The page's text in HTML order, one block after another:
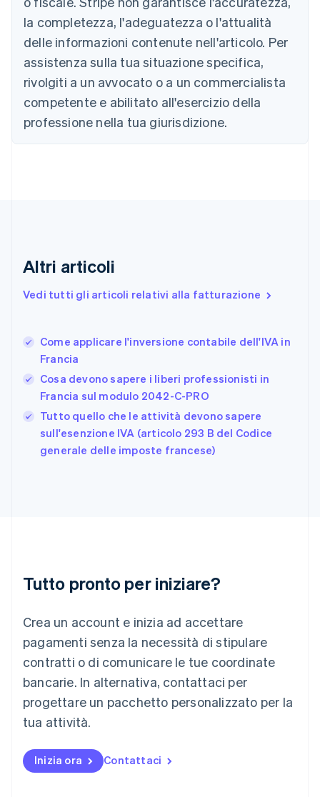
la completezza, l'adeguatezza o l'attualità
delle informazioni contenute nell'articolo. Per
assistenza sulla tua situazione specifica,
rivolgiti a un avvocato o a un commercialista
competente e abilitato all'esercizio della
professione nella tua giurisdizione.
Altri articoli
Vedi tutti gli articoli relativi alla fatturazione
Come applicare l'inversione contabile dell'IVA in
Francia
Cosa devono sapere i liberi professionisti in
Francia sul modulo 2042-C-PRO
Tutto quello che le attività devono sapere
sull'esenzione IVA (articolo 293 B del Codice
generale delle imposte francese)
Tutto pronto per iniziare?
Crea un account e inizia ad accettare
pagamenti senza la necessità di stipulare
contratti o di comunicare le tue coordinate
bancarie. In alternativa, contattaci per
progettare un pacchetto personalizzato per la
tua attività.
Inizia ora Contattaci
Austria
DeutschEnglish
Belgio
Nederlands FrançaisDeutsch English
Brasile
Português
Bulgaria
English
Canada
Cina continentale
Emirati Arabi Uniti
English
Estonia
English Svenska
Francia
Germania
Deutsch English
Giappone
English
Gibilterra
English
Lettonia
English
DeutschEnglish
Lituania
Français DeutschEnglish
Malaysia
English 简体中文
Malta
Messico
EspañolEnglish